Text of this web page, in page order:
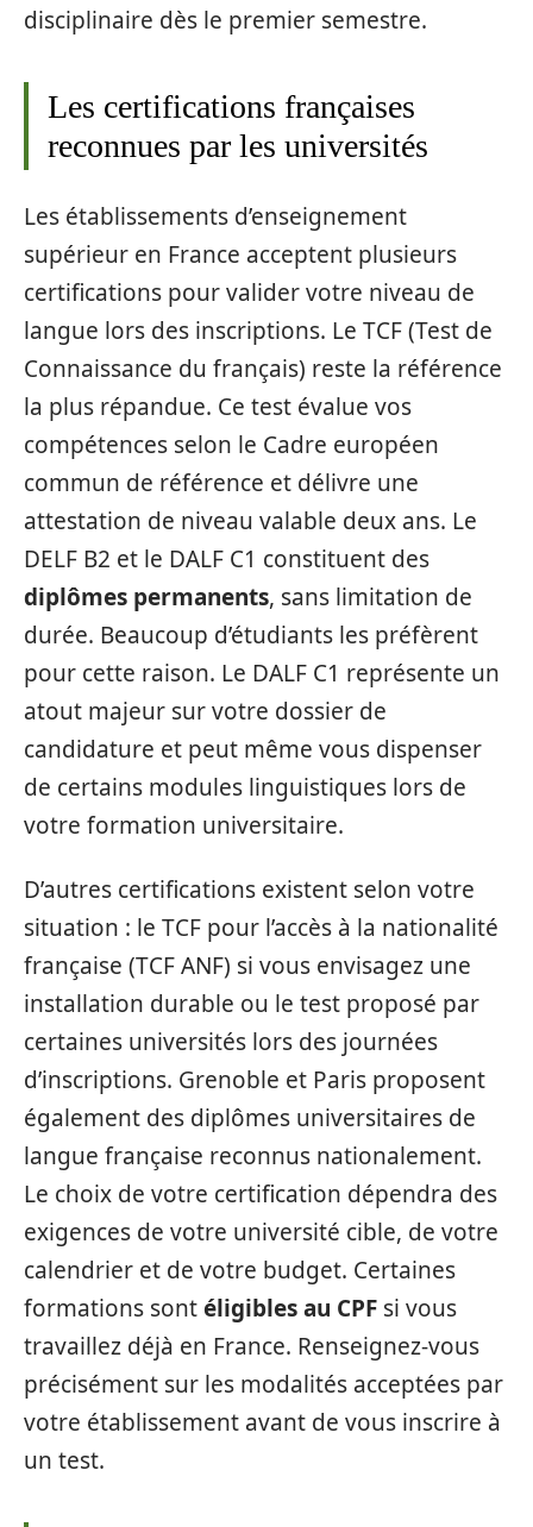
disciplinaire dès le premier semestre.
Les certifications françaises
reconnues par les universités
Les établissements d’enseignement
supérieur en France acceptent plusieurs
certifications pour valider votre niveau de
langue lors des inscriptions. Le TCF (Test de
Connaissance du français) reste la référence
la plus répandue. Ce test évalue vos
compétences selon le Cadre européen
commun de référence et délivre une
attestation de niveau valable deux ans. Le
DELF B2 et le DALF C1 constituent des
diplômes permanents, sans limitation de
durée. Beaucoup d’étudiants les préfèrent
pour cette raison. Le DALF C1 représente un
atout majeur sur votre dossier de
candidature et peut même vous dispenser
de certains modules linguistiques lors de
votre formation universitaire.
D’autres certifications existent selon votre
situation : le TCF pour l’accès à la nationalité
française (TCF ANF) si vous envisagez une
installation durable ou le test proposé par
certaines universités lors des journées
d’inscriptions. Grenoble et Paris proposent
également des diplômes universitaires de
langue française reconnus nationalement.
Le choix de votre certification dépendra des
exigences de votre université cible, de votre
calendrier et de votre budget. Certaines
formations sontéligibles au CPF si vous
travaillez déjà en France. Renseignez-vous
précisément sur les modalités acceptées par
votre établissement avant de vous inscrire à
un test.